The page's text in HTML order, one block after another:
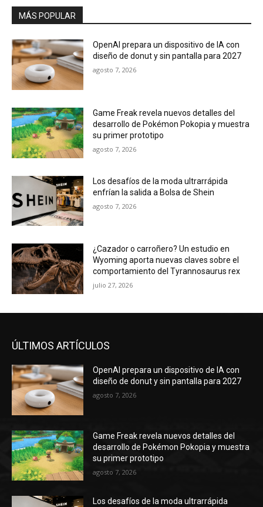
MÁS POPULAR
OpenAI prepara un dispositivo de IA con
diseño de donut y sin pantalla para 2027
agosto 7, 2026
Game Freak revela nuevos detalles del
desarrollo de Pokémon Pokopia y muestra
su primer prototipo
agosto 7, 2026
Los desafíos de la moda ultrarrápida
enfrían la salida a Bolsa de Shein
agosto 7, 2026
¿Cazador o carroñero? Un estudio en
Wyoming aporta nuevas claves sobre el
comportamiento del Tyrannosaurus rex
julio 27, 2026
ÚLTIMOS ARTÍCULOS
OpenAI prepara un dispositivo de IA con
diseño de donut y sin pantalla para 2027
agosto 7, 2026
Game Freak revela nuevos detalles del
desarrollo de Pokémon Pokopia y muestra
su primer prototipo
agosto 7, 2026
Los desafíos de la moda ultrarrápida